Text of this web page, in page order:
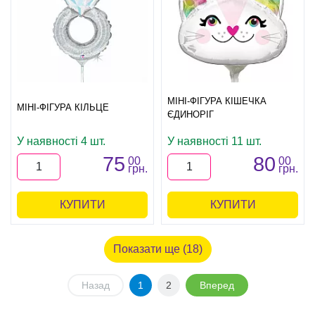
МІНІ-ФІГУРА КІЛЬЦЕ
У наявності 4 шт.
75 00
грн.
КУПИТИ
МІНІ-ФІГУРА КІШЕЧКА
ЄДИНОРІГ
У наявності 11 шт.
80 00
грн.
КУПИТИ
Показати ще (18)
Назад 1 2 Вперед